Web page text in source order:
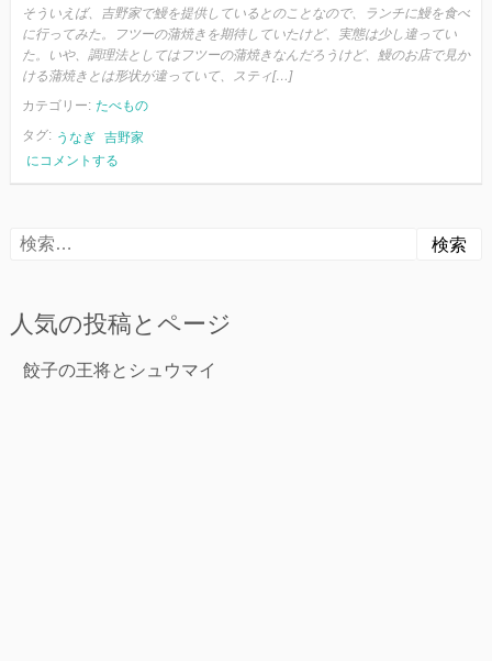
そういえば、吉野家で鰻を提供しているとのことなので、ランチに鰻を食べ
に行ってみた。フツーの蒲焼きを期待していたけど、実態は少し違ってい
た。いや、調理法としてはフツーの蒲焼きなんだろうけど、鰻のお店で見か
ける蒲焼きとは形状が違っていて、スティ[…]
カテゴリー: たべもの
タグ: うなぎ 吉野家
吉
野
う
にコメントする
検
人気の投稿とページ
餃子の王将とシュウマイ